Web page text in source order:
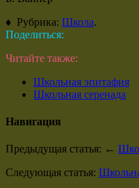
♦ Рубрика: Школа.
Поделиться:
Читайте также:
Школьная эпитафия
Школьная серенада
Навигация
Предыдущая статья: ←
Следующая статья: